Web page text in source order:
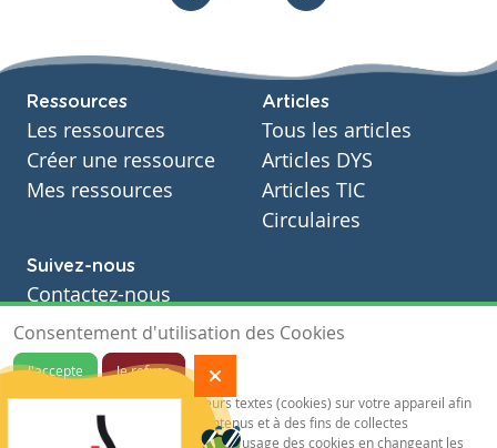
Ressources
Les ressources
Créer une ressource
Mes ressources
Articles
Tous les articles
Articles DYS
Articles TIC
Circulaires
Suivez-nous
Contactez-nous
Soutien scolaire
Notre page Facebook
S'inscrire à notre newsletter
Consentement d'utilisation des Cookies
J'accepte
Je refuse
Notre site sauvegarde des traceurs textes (cookies) sur votre appareil afin
de vous garantir de meilleurs contenus et à des fins de collectes
statistiques.Vous pouvez désactiver l'usage des cookies en changeant les